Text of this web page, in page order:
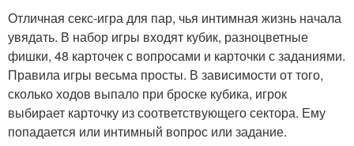
Отличная секс-игра для пар, чья интимная жизнь начала
увядать. В набор игры входят кубик, разноцветные
фишки, 48 карточек с вопросами и карточки с заданиями.
Правила игры весьма просты. В зависимости от того,
сколько ходов выпало при броске кубика, игрок
выбирает карточку из соответствующего сектора. Ему
попадается или интимный вопрос или задание.